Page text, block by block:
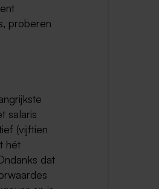
proberen
salaris
(vijftien
hét
dat